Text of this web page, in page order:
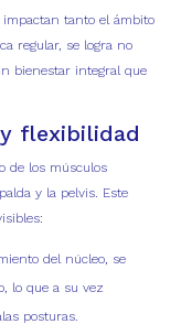
impactan tanto el ámbito
regular, se logra no
bienestar integral que
flexibilidad
de los músculos
y la pelvis. Este
del núcleo, se
lo que a su vez
posturas.